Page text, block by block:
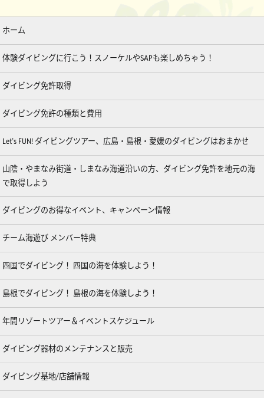
ホーム
体験ダイビングに行こう！スノーケルやSAPも楽しめちゃう！
ダイビング免許取得
ダイビング免許の種類と費用
Let’s FUN! ダイビングツアー、広島・島根・愛媛のダイビングはおまかせ
山陰・やまなみ街道・しまなみ海道沿いの方、ダイビング免許を地元の海
で取得しよう
ダイビングのお得なイベント、キャンペーン情報
チーム海遊び メンバー特典
四国でダイビング！ 四国の海を体験しよう！
島根でダイビング！ 島根の海を体験しよう！
年間リゾートツアー＆イベントスケジュール
ダイビング器材のメンテナンスと販売
ダイビング基地/店舗情報